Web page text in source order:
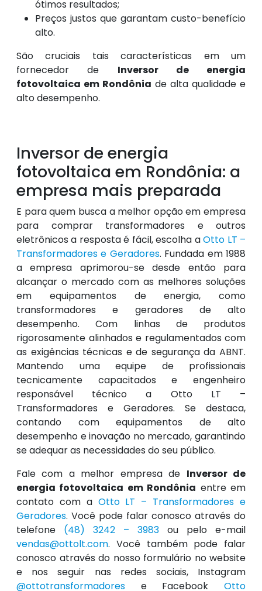
ótimos resultados;
Preços justos que garantam custo-benefício
alto.
São cruciais tais características em um
fornecedor de Inversor de energia
fotovoltaica em Rondônia de alta qualidade e
alto desempenho.
Inversor de energia
fotovoltaica em Rondônia: a
empresa mais preparada
E para quem busca a melhor opção em empresa
para comprar transformadores e outros
eletrônicos a resposta é fácil, escolha aOtto LT –
Transformadores e Geradores. Fundada em 1988
a empresa aprimorou-se desde então para
alcançar o mercado com as melhores soluções
em equipamentos de energia, como
transformadores e geradores de alto
desempenho. Com linhas de produtos
rigorosamente alinhados e regulamentados com
as exigências técnicas e de segurança da ABNT.
Mantendo uma equipe de profissionais
tecnicamente capacitados e engenheiro
responsável técnico a Otto LT –
Transformadores e Geradores. Se destaca,
contando com equipamentos de alto
desempenho e inovação no mercado, garantindo
se adequar as necessidades do seu público.
Fale com a melhor empresa de Inversor de
energia fotovoltaica em Rondônia entre em
contato com a Otto LT – Transformadores e
Geradores. Você pode falar conosco através do
telefone (48) 3242 – 3983 ou pelo e-mail
vendas@ottolt.com. Você também pode falar
conosco através do nosso formulário no website
e nos seguir nas redes sociais, Instagram
@ottotransformadores e Facebook Otto